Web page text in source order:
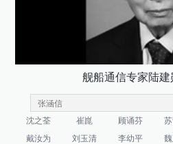
舰船通信专家陆
沈之荃 崔崑 顾诵芬
戴汝为
刘玉清 李幼平